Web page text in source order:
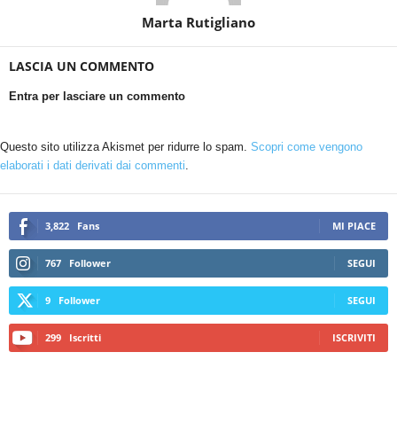
Marta Rutigliano
LASCIA UN COMMENTO
Entra per lasciare un commento
Questo sito utilizza Akismet per ridurre lo spam. Scopri come vengono
elaborati i dati derivati dai commenti.
3,822 Fans MI PIACE
767 Follower SEGUI
9 Follower SEGUI
299 Iscritti ISCRIVITI